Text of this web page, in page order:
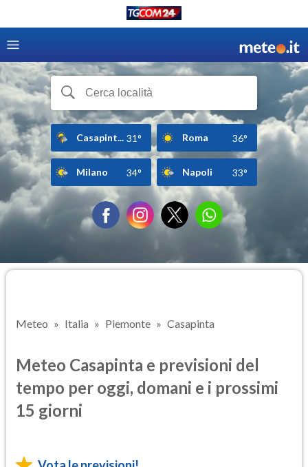
Casapint... 31° Roma 36°
Milano 34° Napoli 33°
Meteo Italia Piemonte Casapinta
Meteo Casapinta e previsioni del
tempo per oggi, domani e i prossimi
15 giorni